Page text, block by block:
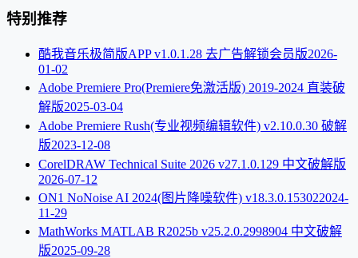
特别推荐
酷我音乐极简版APP v1.0.1.28 去广告解锁会员版2026-
01-02
Adobe Premiere Pro(Premiere免激活版) 2019-2024 直装破
解版2025-03-04
Adobe Premiere Rush(专业视频编辑软件) v2.10.0.30 破解
版2023-12-08
CorelDRAW Technical Suite 2026 v27.1.0.129 中文破解版
2026-07-12
ON1 NoNoise AI 2024(图片降噪软件) v18.3.0.153022024-
11-29
MathWorks MATLAB R2025b v25.2.0.2998904 中文破解
版2025-09-28